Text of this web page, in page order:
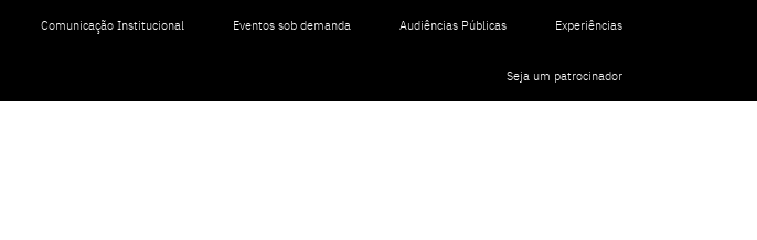
Comunicação Institucional Eventos sob demanda Audiências Públicas Experiências
Seja um patrocinador